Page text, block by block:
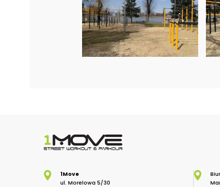
1Move
ul. Morelowa 5/30